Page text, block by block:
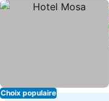
Choix populaire